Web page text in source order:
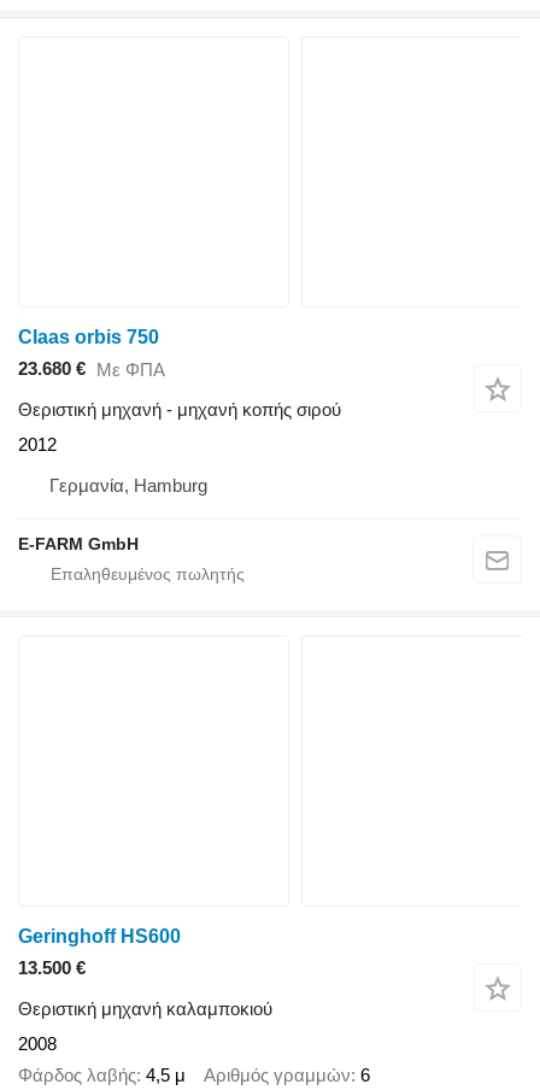
Claas orbis 750
23.680 € Με ΦΠΑ
Θεριστική μηχανή - μηχανή κοπής σιρού
2012
Γερμανία, Hamburg
E-FARM GmbH
Geringhoff HS600
13.500 €
Θεριστική μηχανή καλαμποκιού
2008
Φάρδος λαβής 4,5 μ Αριθμός γραμμών 6